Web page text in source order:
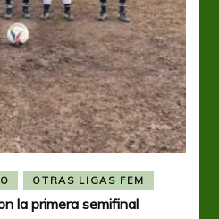
OTRAS LIGAS FEM
la primera semifinal